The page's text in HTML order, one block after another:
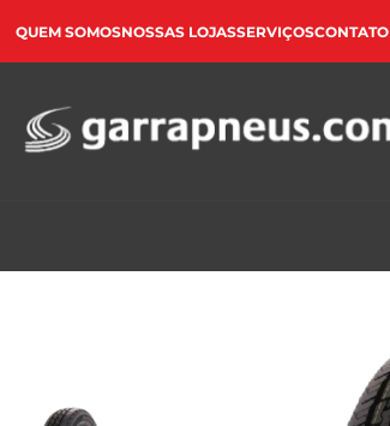
QUEM SOMOSNOSSAS LOJASSERVIÇOSCONTATO